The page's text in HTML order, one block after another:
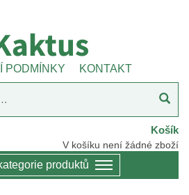
PODMÍNKY KONTAKT
Košík
V košíku není žádné zboží
produktů